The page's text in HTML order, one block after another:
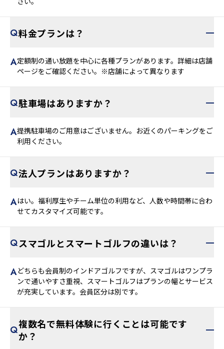
さい。
料金プランは？
定額制の通い放題を中心に各種プランがあります。詳細は店舗
ページをご確認ください。※店舗によって異なります
駐車場はありますか？
提携駐車場のご用意はございません。お近くのパーキングをご
利用ください。
法人プランはありますか？
はい。福利厚生やチーム単位の利用など、人数や時間帯に合わ
せてカスタマイズ可能です。
スマゴルとスマートゴルフの違いは？
どちらも会員制のインドアゴルフですが、スマゴルはワンプラ
ンで通いやすさ重視、スマートゴルフはプランの幅とサービス
が充実しています。会員区分は別です。
複数名で無料体験に行くことは可能です
か？